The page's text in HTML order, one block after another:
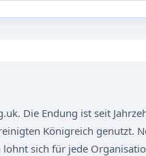
Die Endung ist seit
Königreich genutzt.
sich für jede